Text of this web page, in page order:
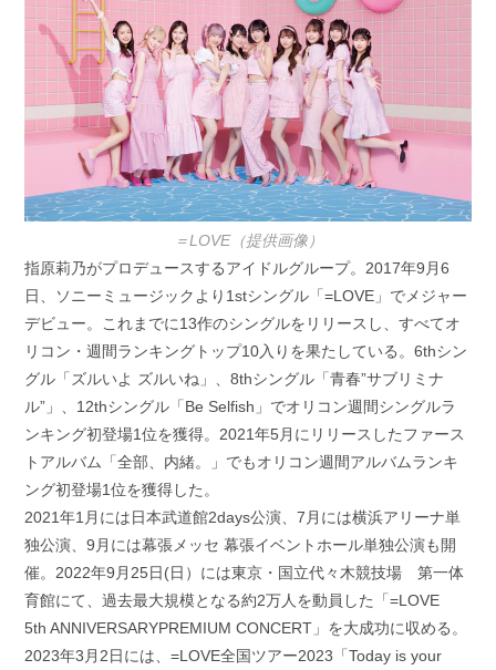
＝LOVE（提供画像）
指原莉乃がプロデュースするアイドルグループ。2017年9月6
日、ソニーミュージックより1stシングル「=LOVE」でメジャー
デビュー。これまでに13作のシングルをリリースし、すべてオ
リコン・週間ランキングトップ10入りを果たしている。6thシン
グル「ズルいよ ズルいね」、8thシングル「青春”サブリミナ
ル”」、12thシングル「Be Selfish」でオリコン週間シングルラ
ンキング初登場1位を獲得。2021年5月にリリースしたファース
トアルバム「全部、内緒。」でもオリコン週間アルバムランキ
ング初登場1位を獲得した。
2021年1月には日本武道館2days公演、7月には横浜アリーナ単
独公演、9月には幕張メッセ 幕張イベントホール単独公演も開
催。2022年9月25日(日）には東京・国立代々木競技場 第一体
育館にて、過去最大規模となる約2万人を動員した「=LOVE
5th ANNIVERSARYPREMIUM CONCERT」を大成功に収める。
2023年3月2日には、=LOVE全国ツアー2023「Today is your